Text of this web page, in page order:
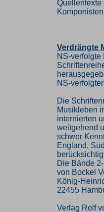
Quellentexte
Verdrängte
NS-verfolgte
NS-
Die
Musikleben
internierten
weitgehend
schwer
England,
Die Bände
von Bockel
König-
22455
Verlag Rolf